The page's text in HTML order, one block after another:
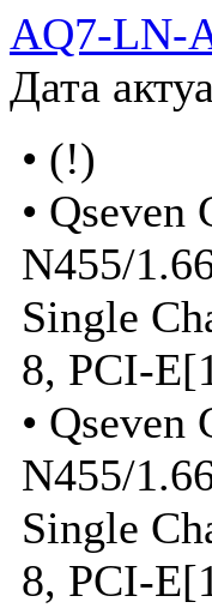
AQ7-LN-
Дата
• (!)
•
N455/
Single
8, PCI-
•
N455/
Single
8, PCI-